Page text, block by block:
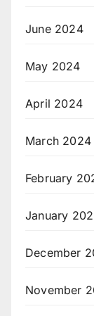
June 2024
May 2024
April 2024
March 2024
February
January
December
November